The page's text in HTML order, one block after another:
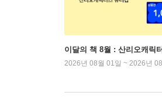
이달의 책 8월 : 산리오캐릭
2026년 08월 01일 ~ 2026년